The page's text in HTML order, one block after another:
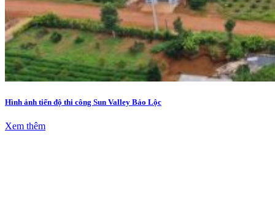
Hình ảnh tiến độ thi công Sun Valley Bảo Lộc
Xem thêm